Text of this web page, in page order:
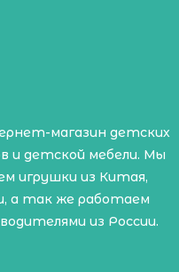
магазин детских
и детской мебели. Мы
игрушки из Китая,
а так же работаем
из России.